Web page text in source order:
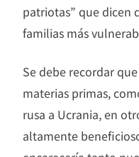
patriotas” que dicen
familias más
Se debe recordar
materias primas,
rusa a Ucrania, en
altamente